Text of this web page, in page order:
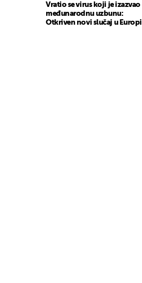
Vratio se virus koji je izazvao
međunarodnu uzbunu:
Otkriven novi slučaj u Europi